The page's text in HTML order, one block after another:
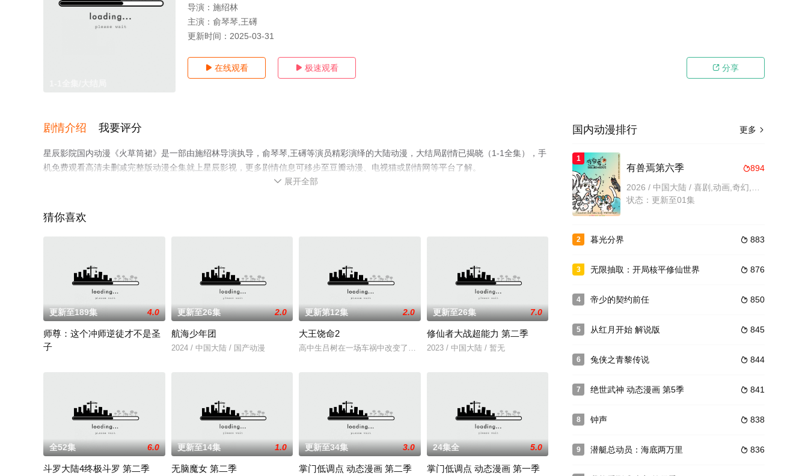
导演： 施绍林
主演： 俞琴琴,王礡
更新时间： 2025-03-31
 在线观看  极速观看  分享
剧情介绍 我要评分
星辰影院国内动漫《火草筒裙》是一部由施绍林导演执导，俞琴琴,王礡等演员精彩演绎的大陆动漫，大结局剧情已揭晓（1-1全集），手
机免费观看高清未删减完整版动漫全集就上星辰影视，更多剧情信息可移步至豆瓣动漫、电视猫或剧情网等平台了解。
 展开全部
猜你喜欢
更新至189集 4.0
师尊：这个冲师逆徒才不是圣
子
更新至26集 2.0
航海少年团
2024 / 中国大陆 / 国产动漫
更新第12集 2.0
大王饶命2
高中生吕树在一场车祸中改变了自己的人生轨迹，他不但在车祸中毫发无伤，还觉醒了异能！在这个灵气复苏，全民修行的时代，吕树却通过「怼人
更新至26集 7.0
修仙者大战超能力 第二季
2023 / 中国大陆 / 暂无
全52集 6.0
斗罗大陆4终极斗罗 第二季
更新至14集 1.0
无脑魔女 第二季
更新至34集 3.0
掌门低调点 动态漫画 第二季
24集全 5.0
掌门低调点 动态漫画 第一季
更多 
国内动漫排行
1
894
有兽焉第六季
状态：更新至01集
2  883
暮光分界
3  876
无限抽取：开局核平修仙世界
4  850
帝少的契约前任
5  845
从红月开始 解说版
6  844
兔侠之青黎传说
7  841
绝世武神 动态漫画 第5季
8  838
钟声
9  836
潜艇总动员：海底两万里